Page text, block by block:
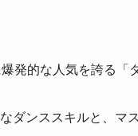
発的な人気を誇る「
ダンススキルと、マ